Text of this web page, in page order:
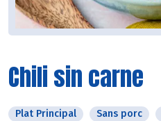
Chili sin carne
Plat Principal Sans porc